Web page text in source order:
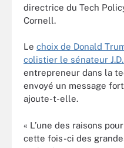
directrice du Tech
Cornell.
Le choix de Donald
colistier le sénateur J.D.
entrepreneur dans la
envoyé un message
ajoute-t-elle.
« L’une des raisons
cette fois-ci des